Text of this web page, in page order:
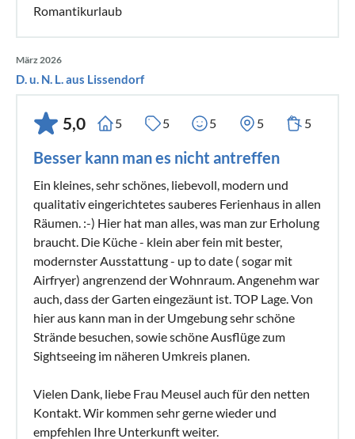
Romantikurlaub
März 2026
D. u. N. L. aus Lissendorf
5,0 5 5 5 5 5
Besser kann man es nicht antreffen
Ein kleines, sehr schönes, liebevoll, modern und
qualitativ eingerichtetes sauberes Ferienhaus in allen
Räumen. :-) Hier hat man alles, was man zur Erholung
braucht. Die Küche - klein aber fein mit bester,
modernster Ausstattung - up to date ( sogar mit
Airfryer) angrenzend der Wohnraum. Angenehm war
auch, dass der Garten eingezäunt ist. TOP Lage. Von
hier aus kann man in der Umgebung sehr schöne
Strände besuchen, sowie schöne Ausflüge zum
Sightseeing im näheren Umkreis planen.
Vielen Dank, liebe Frau Meusel auch für den netten
Kontakt. Wir kommen sehr gerne wieder und
empfehlen Ihre Unterkunft weiter.